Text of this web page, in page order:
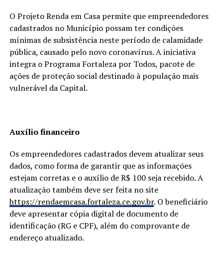
O Projeto Renda em Casa permite que empreendedores
cadastrados no Município possam ter condições
mínimas de subsistência neste período de calamidade
pública, causado pelo novo coronavírus. A iniciativa
integra o Programa Fortaleza por Todos, pacote de
ações de proteção social destinado à população mais
vulnerável da Capital.
Auxílio financeiro
Os empreendedores cadastrados devem atualizar seus
dados, como forma de garantir que as informações
estejam corretas e o auxílio de R$ 100 seja recebido. A
atualização também deve ser feita no site
https://rendaemcasa.fortaleza.ce.gov.br. O beneficiário
deve apresentar cópia digital de documento de
identificação (RG e CPF), além do comprovante de
endereço atualizado.